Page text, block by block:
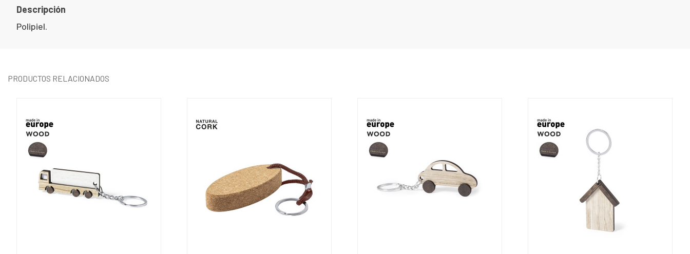
Descripción
Polipiel.
PRODUCTOS RELACIONADOS